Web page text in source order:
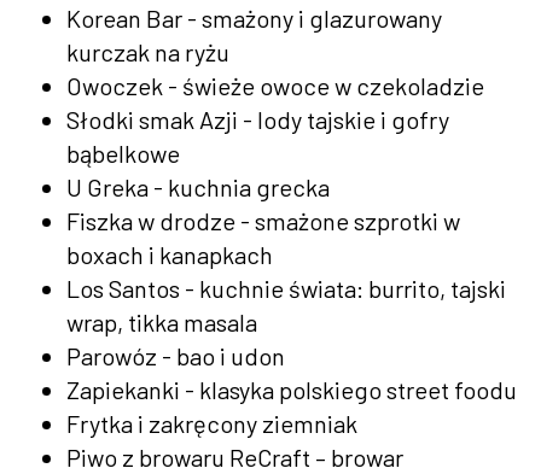
Korean Bar - smażony i glazurowany
kurczak na ryżu
Owoczek - świeże owoce w czekoladzie
Słodki smak Azji - lody tajskie i gofry
bąbelkowe
U Greka - kuchnia grecka
Fiszka w drodze - smażone szprotki w
boxach i kanapkach
Los Santos - kuchnie świata: burrito, tajski
wrap, tikka masala
Parowóz - bao i udon
Zapiekanki - klasyka polskiego street foodu
Frytka i zakręcony ziemniak
Piwo z browaru ReCraft – browar